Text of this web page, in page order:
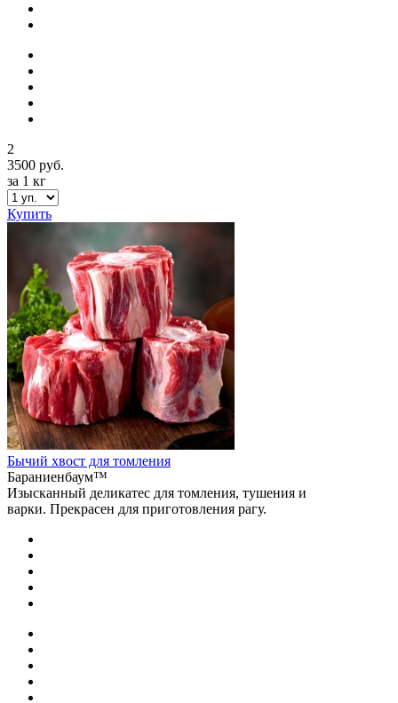
2
3500 руб.
за 1 кг
Купить
Бычий хвост для томления
Бараниенбаум™
Изысканный деликатес для томления, тушения и
варки. Прекрасен для приготовления рагу.